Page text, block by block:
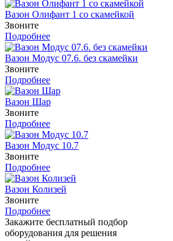
Вазон Олифант 1 со скамейкой
Звоните
Подробнее
Вазон Модус 07.6. без скамейки
Звоните
Подробнее
Вазон Шар
Звоните
Подробнее
Вазон Модус 10.7
Звоните
Подробнее
Вазон Колизей
Звоните
Подробнее
Закажите бесплатный подбор
оборудования для решения